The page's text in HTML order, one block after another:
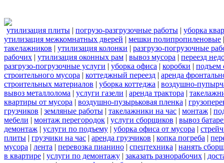
утилизация плиты | погрузо-разгрузочные работы | уборка
утилизация межкомнатных дверей | мешки полипропиленовые
такелажников | утилизация колонки | разгрузо-погрузочные
рабочих | утилизация оконных рам | вывоз мусора | переезд
разгрузо-погрузочные услуги | уборка офиса | коробки | подъем
строительного мусора | коттеджный переезд | аренда
строительных материалов | уборка коттеджа | воздушно-
вывоз металлолома | услуги газели | аренда трактора |
квартиры от мусора | воздушно-пузырьковая пленка |
грузчиков | земляные работы | такелажники на час | монтаж |
мебели | монтаж перегородок | услуги сборщиков | вывоз
демонтаж | услуги по подъему | уборка офиса от мусора |
плиты | грузчики на час | аренда грузчиков | копка погреба |
мусора | лента | перевозка пианино | спецтехника | нанять
в квартире | услуги по демонтажу | заказать разнорабочих |